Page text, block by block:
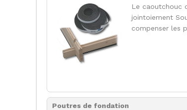
Le caoutchouc
jointoiement
compenser les
Poutres de fondation